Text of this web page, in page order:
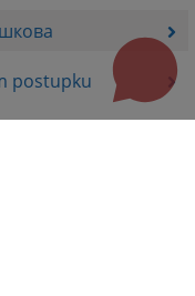
postupku